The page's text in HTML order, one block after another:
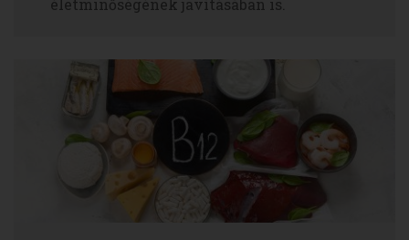
életminőségének javításában is.